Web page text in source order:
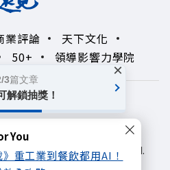
You
重工業到餐飲都用AI！
業評論
天下文化
50+ 領導影響力學院
隱私權政策
1999~2026
限公司. All rights reserved.
3篇文章
解鎖抽獎！
×